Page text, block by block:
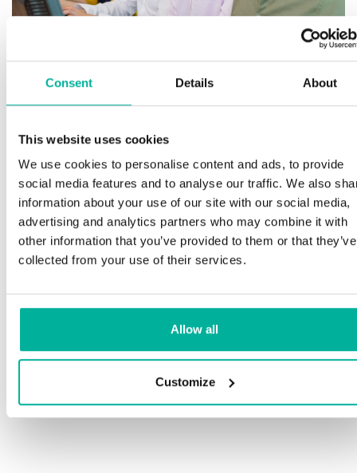
Consent Details About
This website uses cookies
We use cookies to personalise content and ads, to provide
social media features and to analyse our traffic. We also
information about your use of our site with our social media,
advertising and analytics partners who may combine it with
other information that you’ve provided to them or that they’ve
collected from your use of their services.
Allow all
Customize
Premium support
Telefon och e-postsupport på svenska och
engelska
Hjälp att komma igång med din hemsida och e-
post, oavsett om du börjar bygga eller ska flytta
din nuvarande hemsida eller e-post till oss
Kunskapscenter med steg-för-stegguider och tips
för att se till att din e-post fungerar felfritt